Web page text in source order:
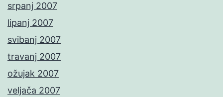
srpanj 2007
lipanj 2007
svibanj 2007
travanj 2007
ožujak 2007
veljača 2007